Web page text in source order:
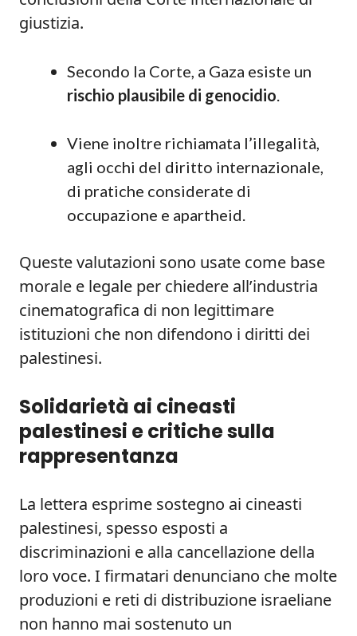
giustizia.
Secondo la Corte, a Gaza esiste un
rischio plausibile di genocidio.
Viene inoltre richiamata l’illegalità,
agli occhi del diritto internazionale,
di pratiche considerate di
occupazione e apartheid.
Queste valutazioni sono usate come base
morale e legale per chiedere all’industria
cinematografica di non legittimare
istituzioni che non difendono i diritti dei
palestinesi.
Solidarietà ai cineasti
palestinesi e critiche sulla
rappresentanza
La lettera esprime sostegno ai cineasti
palestinesi, spesso esposti a
discriminazioni e alla cancellazione della
loro voce. I firmatari denunciano che molte
produzioni e reti di distribuzione israeliane
non hanno mai sostenuto un